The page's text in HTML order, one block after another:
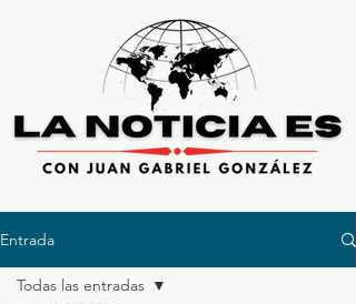
Entrada
Todas las entradas